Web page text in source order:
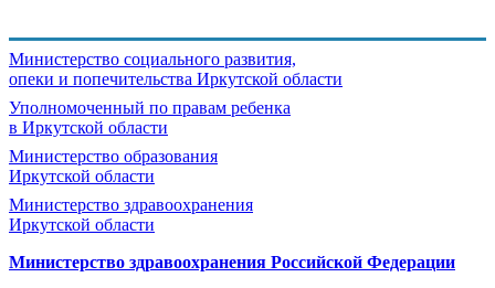
Министерство социального развития,
опеки и попечительства Иркутской области
Уполномоченный по правам ребенка
в Иркутской области
Министерство образования
Иркутской области
Министерство здравоохранения
Иркутской области
Министерство здравоохранения Росcийской Федерации